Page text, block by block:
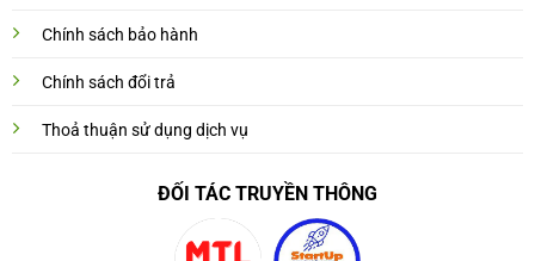
Chính sách bảo hành
Chính sách đổi trả
Thoả thuận sử dụng dịch vụ
ĐỐI TÁC TRUYỀN THÔNG